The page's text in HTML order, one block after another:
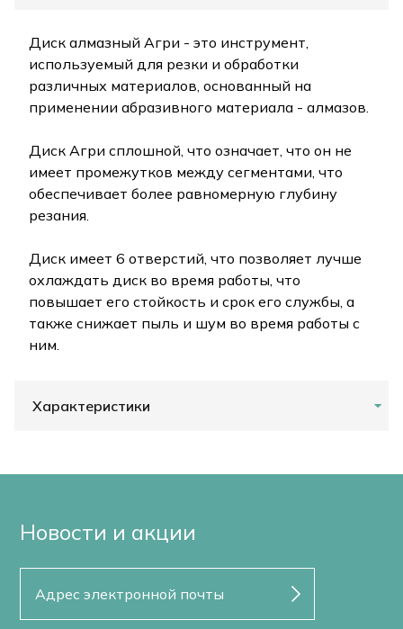
Диск алмазный Агри - это инструмент,
используемый для резки и обработки
различных материалов, основанный на
применении абразивного материала - алмазов.
Диск Агри сплошной, что означает, что он не
имеет промежутков между сегментами, что
обеспечивает более равномерную глубину
резания.
Диск имеет 6 отверстий, что позволяет лучше
охлаждать диск во время работы, что
повышает его стойкость и срок его службы, а
также снижает пыль и шум во время работы с
ним.
Характеристики
Новости и акции